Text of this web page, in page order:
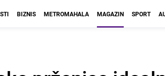
BIZNIS METROMAHALA MAGAZIN SPORT